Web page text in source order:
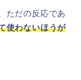
ただの反応であ
使わないほうが